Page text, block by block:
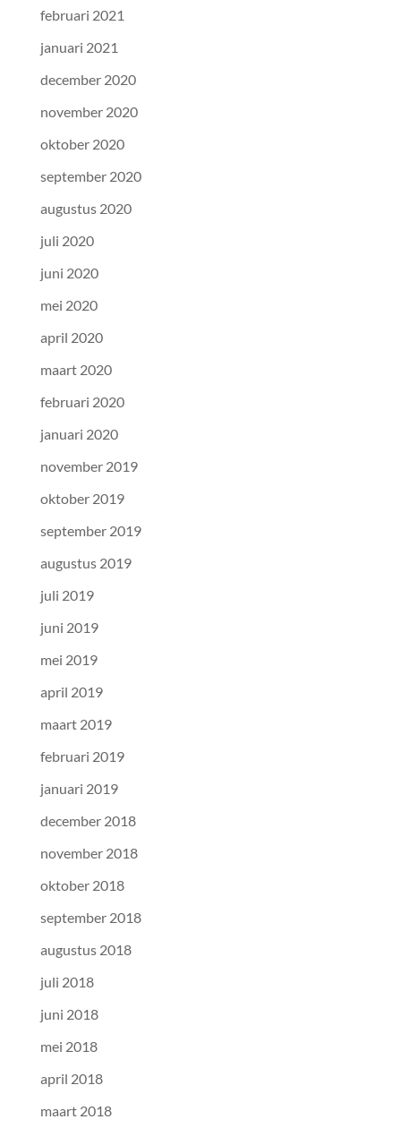
februari 2021
januari 2021
december 2020
november 2020
oktober 2020
september 2020
augustus 2020
juli 2020
juni 2020
mei 2020
april 2020
maart 2020
februari 2020
januari 2020
november 2019
oktober 2019
september 2019
augustus 2019
juli 2019
juni 2019
mei 2019
april 2019
maart 2019
februari 2019
januari 2019
december 2018
november 2018
oktober 2018
september 2018
augustus 2018
juli 2018
juni 2018
mei 2018
april 2018
maart 2018